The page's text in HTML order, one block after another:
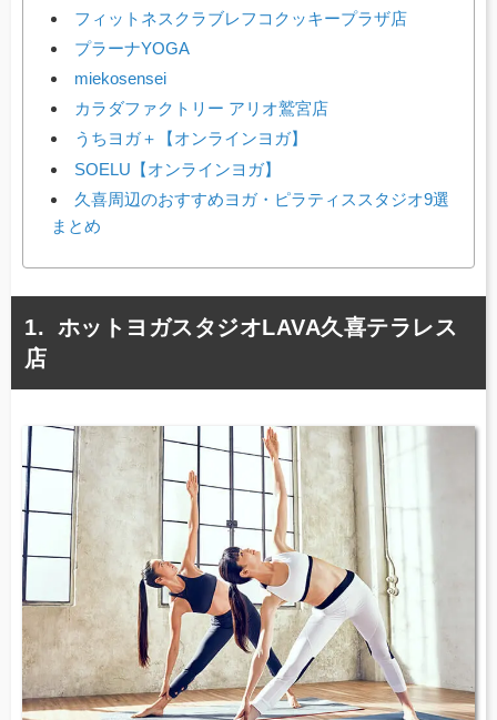
フィットネスクラブレフコクッキープラザ店
プラーナYOGA
miekosensei
カラダファクトリー アリオ鷲宮店
うちヨガ＋【オンラインヨガ】
SOELU【オンラインヨガ】
久喜周辺のおすすめヨガ・ピラティススタジオ9選
まとめ
ホットヨガスタジオLAVA久喜テラレス
店